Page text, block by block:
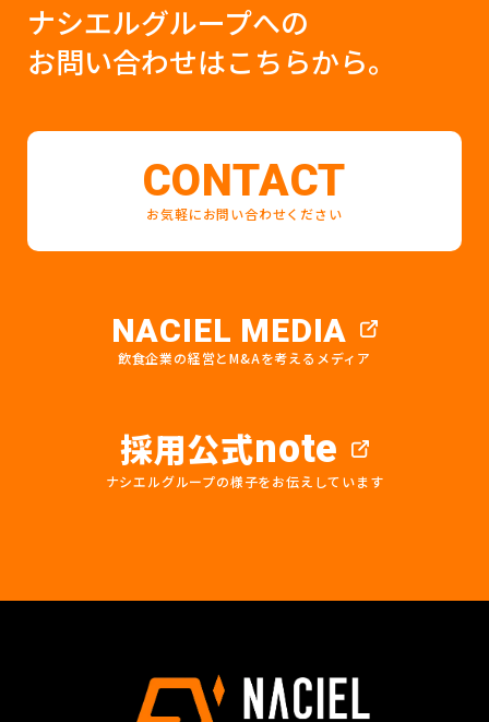
ナシエルグループへの
お問い合わせはこちらから。
CONTACT
お気軽にお問い合わせください
NACIEL MEDIA
飲食企業の経営とM&Aを考えるメディア
採用公式note
ナシエルグループの様子をお伝えしています